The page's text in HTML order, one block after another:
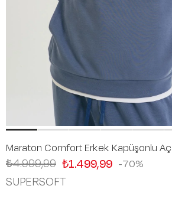
Maraton Comfort Erkek Kapüşonlu
70
₺4.999,99 ₺1.499,99
SUPERSOFT